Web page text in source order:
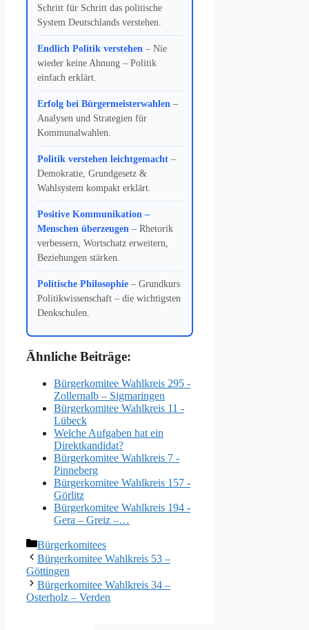
Schritt für Schritt das politische
System Deutschlands verstehen.
Endlich Politik verstehen– Nie
wieder keine Ahnung – Politik
einfach erklärt.
Erfolg bei Bürgermeisterwahlen–
Analysen und Strategien für
Kommunalwahlen.
Politik verstehen leichtgemacht–
Demokratie, Grundgesetz &
Wahlsystem kompakt erklärt.
Positive Kommunikation –
Menschen überzeugen– Rhetorik
verbessern, Wortschatz erweitern,
Beziehungen stärken.
Politische Philosophie– Grundkurs
Politikwissenschaft – die wichtigsten
Denkschulen.
Ähnliche Beiträge:
Bürgerkomitee Wahlkreis 295 -
Zollernalb – Sigmaringen
Bürgerkomitee Wahlkreis 11 -
Lübeck
Welche Aufgaben hat ein
Direktkandidat?
Bürgerkomitee Wahlkreis 7 -
Pinneberg
Bürgerkomitee Wahlkreis 157 -
Görlitz
Bürgerkomitee Wahlkreis 194 -
Gera – Greiz –…
Kategorien
Bürgerkomitees
Bürgerkomitee Wahlkreis 53 –
Göttingen
Bürgerkomitee Wahlkreis 34 –
Osterholz – Verden